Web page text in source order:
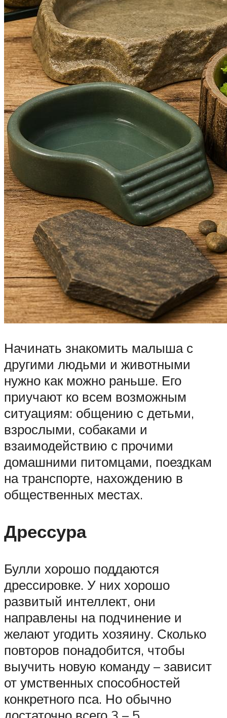
Начинать знакомить малыша с
другими людьми и животными
нужно как можно раньше. Его
приучают ко всем возможным
ситуациям: общению с детьми,
взрослыми, собаками и
взаимодействию с прочими
домашними питомцами, поездкам
на транспорте, нахождению в
общественных местах.
Дрессура
Булли хорошо поддаются
дрессировке. У них хорошо
развитый интеллект, они
направлены на подчинение и
желают угодить хозяину. Сколько
повторов понадобится, чтобы
выучить новую команду – зависит
от умственных способностей
конкретного пса. Но обычно